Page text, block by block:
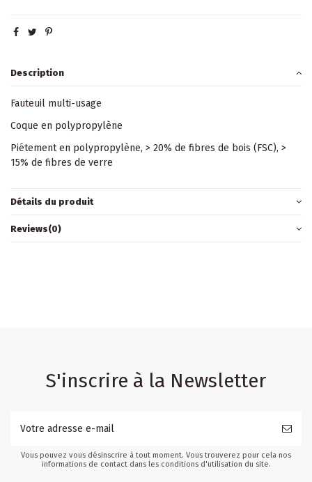
Description
Fauteuil multi-usage
Coque en polypropylène
Piétement en polypropylène, > 20% de fibres de bois (FSC), >
15% de fibres de verre
Détails du produit
Reviews(0)
S'inscrire à la Newsletter
Vous pouvez vous désinscrire à tout moment. Vous trouverez pour cela nos
informations de contact dans les conditions d'utilisation du site.